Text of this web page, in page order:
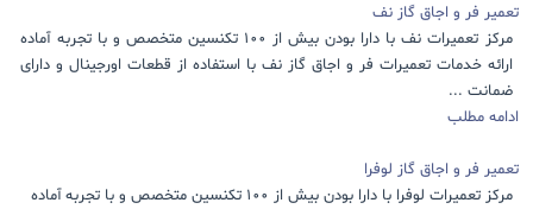
تعمیر فر و اجاق گاز نف
مرکز تعمیرات نف با دارا بودن بیش از 100 تکنسین متخصص و با تجربه آماده
ارائه خدمات تعمیرات فر و اجاق گاز نف با استفاده از قطعات اورجینال و دارای
ضمانت ...
ادامه مطلب
تعمیر فر و اجاق گاز لوفرا
مرکز تعمیرات لوفرا با دارا بودن بیش از 100 تکنسین متخصص و با تجربه آماده